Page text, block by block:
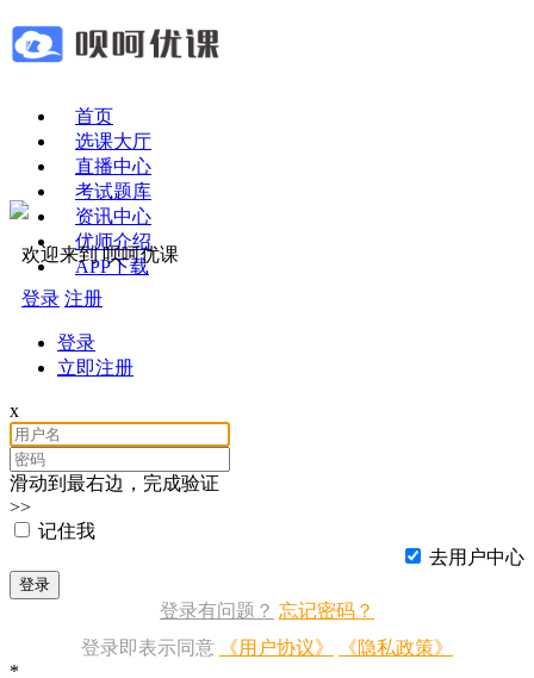
首页
选课大厅
直播中心
考试题库
资讯中心
优师介绍
APP下载
欢迎来到 呗呵优课
登录 注册
登录
立即注册
x
滑动到最右边，完成验证
>>
记住我
去用户中心
登录
登录有问题？ 忘记密码？
登录即表示同意
《用户协议》
《隐私政策》
*